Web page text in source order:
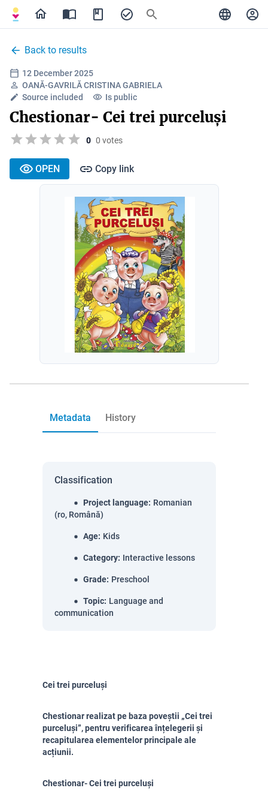
Back to results
12 December 2025
OANĂ-GAVRILĂ CRISTINA GABRIELA
Source included
Is public
Chestionar- Cei trei purceluși
0 0 votes
OPEN Copy link
Metadata History
Classification
Project language: Romanian
(ro, Română)
Age: Kids
Category: Interactive lessons
Grade: Preschool
Topic: Language and
communication
Cei trei purceluși
Chestionar realizat pe baza poveștii „Cei trei
purceluși”, pentru verificarea înțelegerii și
recapitularea elementelor principale ale
acțiunii.
Chestionar- Cei trei purceluși